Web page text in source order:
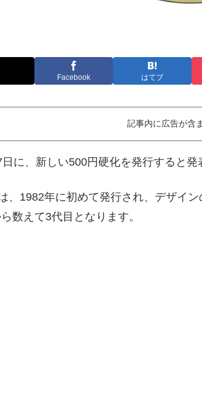
Facebook はてブ
記事内に広告が含
に、新しい500円硬化を発行すると発
、1982年に初めて発行され、デザイ
数えて3代目となります。